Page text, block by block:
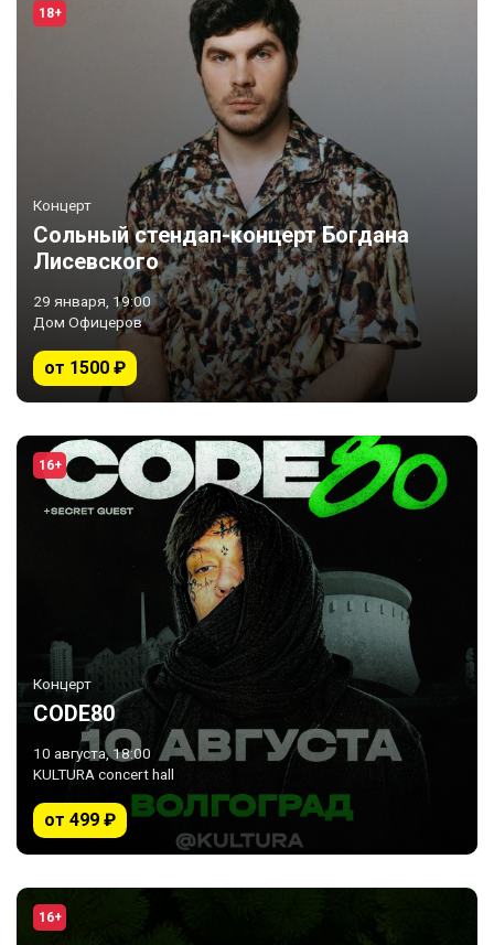
18+
Концерт
Сольный стендап-концерт Богдана
Лисевского
29 января, 19:00
Дом Офицеров
от 1500 ₽
16+
Концерт
CODE80
10 августа, 18:00
KULTURA concert hall
от 499 ₽
16+